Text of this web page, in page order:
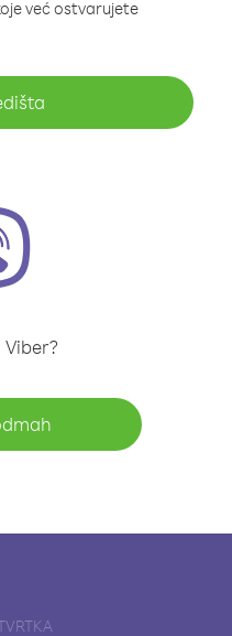
već ostvarujete